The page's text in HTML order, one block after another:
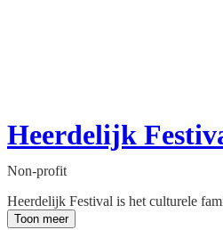
Heerdelijk
Non-profit
Heerdelijk Festival is het culturele
Toon meer